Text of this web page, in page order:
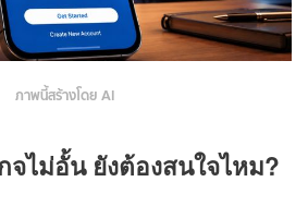
ภาพนี้สร้างโดย AI
จไม่อั้น ยังต้องสนใจไหม?